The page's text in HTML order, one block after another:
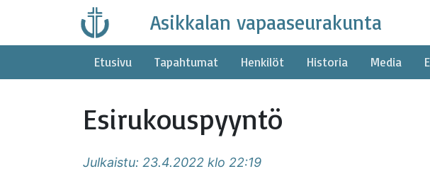
content
Asikkalan vapaaseurakunta
Etusivu Tapahtumat Henkilöt Historia Media
Esirukouspyyntö
Julkaistu: 23.4.2022 klo 22:19